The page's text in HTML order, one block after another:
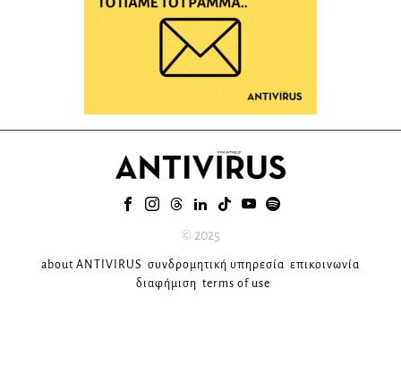
© 2025
about ANTIVIRUS συνδρομητική υπηρεσία επικοινωνία
διαφήμιση terms of use